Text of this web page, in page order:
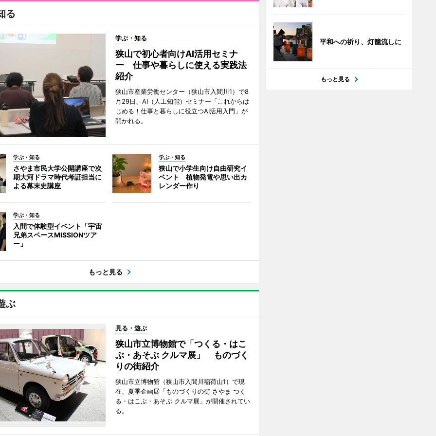
る
学ぶ・知る
狭山で初心者向けAI活用セミナ
ー 仕事や暮らしに使える実践法
紹介
狭山市産業労働センター（狭山市入間川1）で8
月29日、AI（人工知能）セミナー「これからは
じめる！仕事と暮らしに役立つAI活用入門」が
開かれる。
学ぶ・知る
さやま市民大学公開講座で次
期大河ドラマ時代考証担当に
よる幕末史講座
学ぶ・知る
狭山で小学生向け自由研究イ
ベント 植物発電や思い出カ
レンダー作り
学ぶ・知る
入間で体験型イベント「宇宙
兄弟スペースMISSIONツア
ー」
もっと見る
ぶ
見る・遊ぶ
狭山市立博物館で「つくる・はこ
ぶ・あそぶ クルマ展」 ものづく
りの街紹介
狭山市立博物館（狭山市入間川稲荷山1）で現
在、夏季企画展「ものづくりの街 さやま つく
る・はこぶ・あそぶ クルマ展」が開催されてい
る。
平和への祈り、灯籠流しに
もっと見る